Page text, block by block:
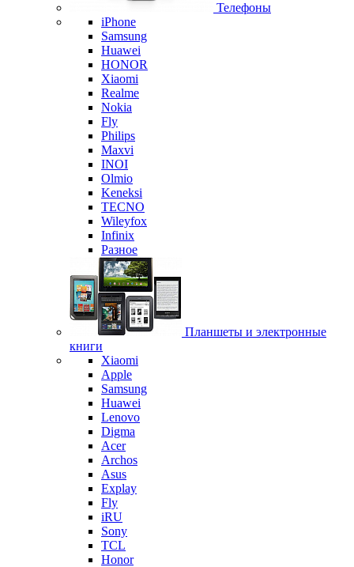
Телефоны
iPhone
Samsung
Huawei
HONOR
Xiaomi
Realme
Nokia
Fly
Philips
Maxvi
INOI
Olmio
Keneksi
TECNO
Wileyfox
Infinix
Разное
Планшеты и электронные
книги
Xiaomi
Apple
Samsung
Huawei
Lenovo
Digma
Acer
Archos
Asus
Explay
Fly
iRU
Sony
TCL
Honor